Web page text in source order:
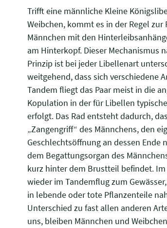
Trifft eine männliche Kleine
Weibchen, kommt es in der Regel zur
Männchen mit den
am Hinterkopf. Dieser Mechanismus
Prinzip ist bei jeder Libellenart
weitgehend, dass sich verschiedene
Tandem fliegt das Paar meist in die
Kopulation in der für Libellen
erfolgt. Das Rad entsteht dadurch,
„Zangengriff“ des Männchens, den
Geschlechtsöffnung an dessen
dem Begattungsorgan des
kurz hinter dem Brustteil befindet.
wieder im Tandemflug zum
in lebende oder tote Pflanzenteile
Unterschied zu fast allen anderen
uns, bleiben Männchen und